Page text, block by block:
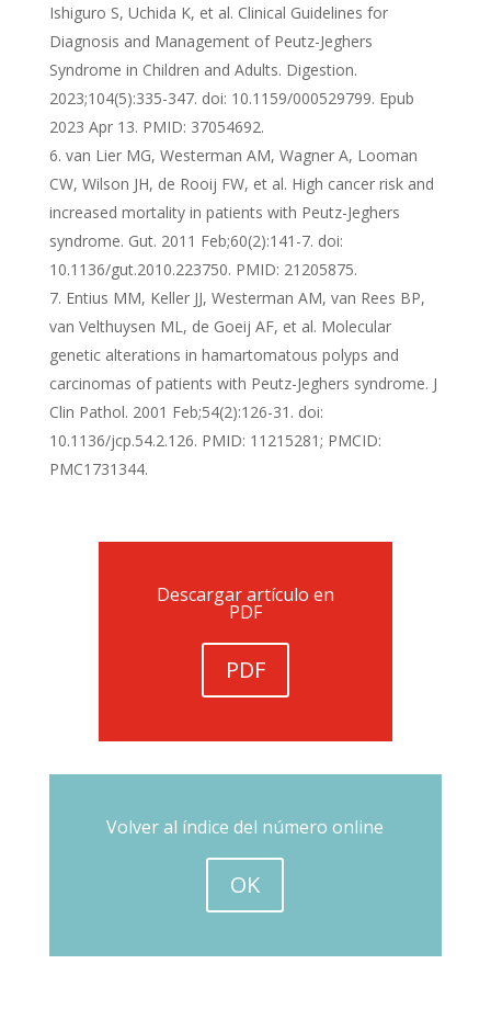
Ishiguro S, Uchida K, et al. Clinical Guidelines for
Diagnosis and Management of Peutz-Jeghers
Syndrome in Children and Adults. Digestion.
2023;104(5):335-347. doi: 10.1159/000529799. Epub
2023 Apr 13. PMID: 37054692.
van Lier MG, Westerman AM, Wagner A, Looman
CW, Wilson JH, de Rooij FW, et al. High cancer risk and
increased mortality in patients with Peutz-Jeghers
syndrome. Gut. 2011 Feb;60(2):141-7. doi:
10.1136/gut.2010.223750. PMID: 21205875.
Entius MM, Keller JJ, Westerman AM, van Rees BP,
van Velthuysen ML, de Goeij AF, et al. Molecular
genetic alterations in hamartomatous polyps and
carcinomas of patients with Peutz-Jeghers syndrome. J
Clin Pathol. 2001 Feb;54(2):126-31. doi:
10.1136/jcp.54.2.126. PMID: 11215281; PMCID:
PMC1731344.
Descargar artículo en
PDF
PDF
Volver al índice del número online
OK